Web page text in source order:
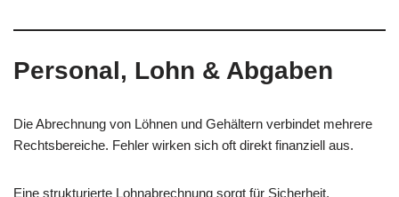
Personal, Lohn & Abgaben
Die Abrechnung von Löhnen und Gehältern verbindet mehrere
Rechtsbereiche. Fehler wirken sich oft direkt finanziell aus.
Eine strukturierte Lohnabrechnung sorgt für Sicherheit,